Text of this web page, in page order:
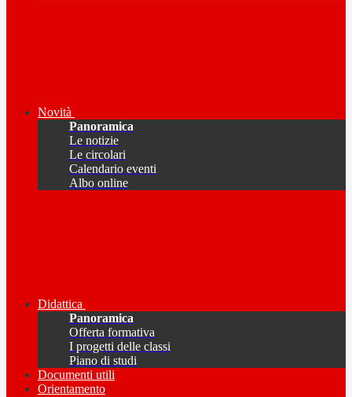
Novità
Panoramica
Le notizie
Le circolari
Calendario eventi
Albo online
Didattica
Panoramica
Offerta formativa
I progetti delle classi
Piano di studi
Documenti utili
Orientamento